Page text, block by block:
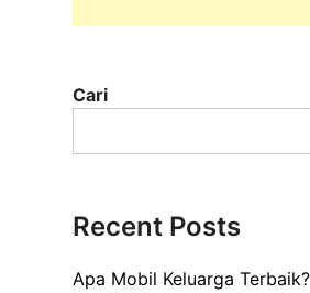
Cari
Recent Posts
Apa Mobil Keluarga